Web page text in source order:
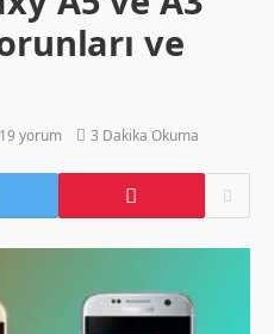
ve
19 yorum 3 Dakika Okuma